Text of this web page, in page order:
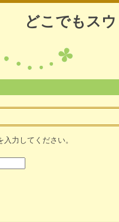
どこでもス
力してください。